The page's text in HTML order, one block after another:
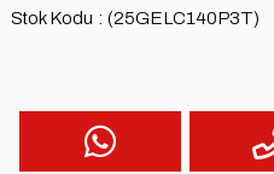
Stok Kodu (25GELC140P3T)